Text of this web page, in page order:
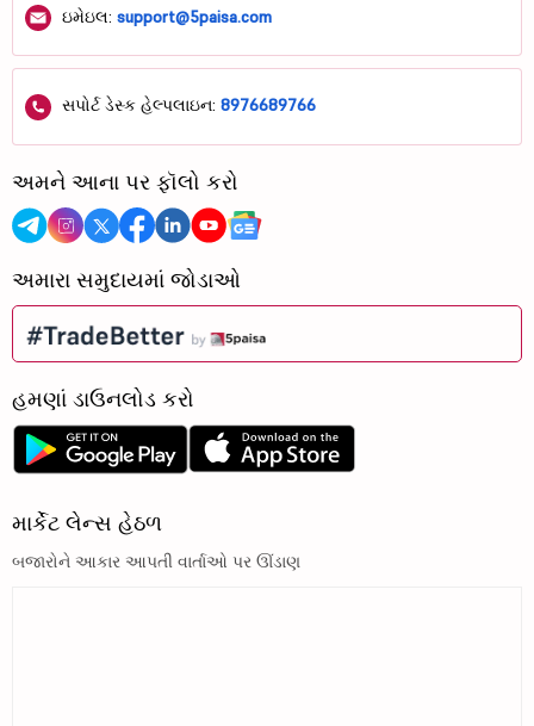
ઇમેઇલ: support@5paisa.com
સપોર્ટ ડેસ્ક હેલ્પલાઇન: 8976689766
અમને આના પર ફૉલો કરો
અમારા સમુદાયમાં જોડાઓ
હમણાં ડાઉનલોડ કરો
માર્કેટ લેન્સ હેઠળ
બજારોને આકાર આપતી વાર્તાઓ પર ઊંડાણ